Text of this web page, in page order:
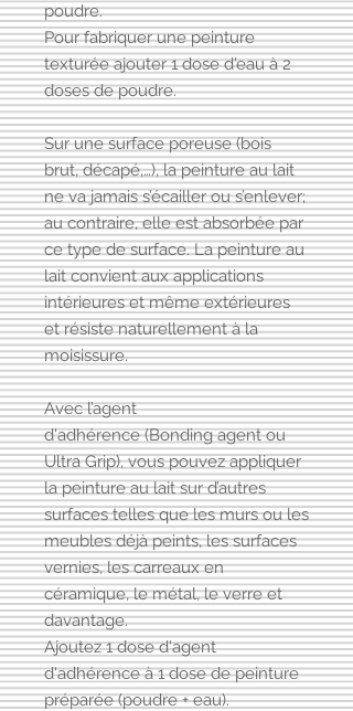
poudre.
Pour fabriquer une peinture
texturée ajouter 1 dose d'eau à 2
doses de poudre.
Sur une surface poreuse (bois
brut, décapé,…), la peinture au lait
ne va jamais s’écailler ou s’enlever;
au contraire, elle est absorbée par
ce type de surface. La peinture au
lait convient aux applications
intérieures et même extérieures
et résiste naturellement à la
moisissure.
Avec l’agent
d'adhérence (Bonding agent ou
Ultra Grip), vous pouvez appliquer
la peinture au lait sur d’autres
surfaces telles que les murs ou les
meubles déjà peints, les surfaces
vernies, les carreaux en
céramique, le métal, le verre et
davantage.
Ajoutez 1 dose d'agent
d'adhérence à 1 dose de peinture
préparée (poudre + eau).